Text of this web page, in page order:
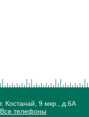
г. Костанай, 9 мкр., д.6А
Все телефоны